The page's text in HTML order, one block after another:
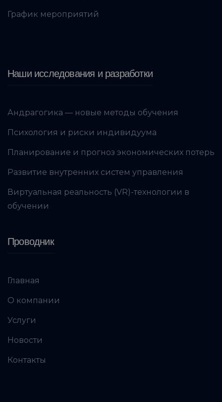
График мероприятий
Наши исследования и разработки
Андрагогика — новые методы обучения
Психология и риски индивидуума
Планирование и прогноз экономических потерь
Развитие внутренних систем управления
Виртуальная реальность (VR)-технологии в
обучении
Проводник
Главная
О компании
Услуги
Новости
Контакты